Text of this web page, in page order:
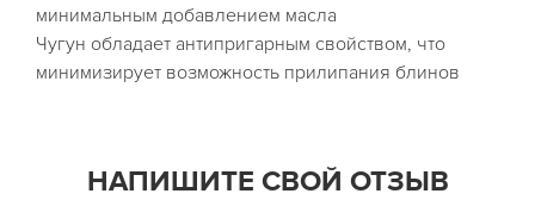
минимальным добавлением масла
Чугун обладает антипригарным свойством, что
минимизирует возможность прилипания блинов
НАПИШИТЕ СВОЙ ОТЗЫВ